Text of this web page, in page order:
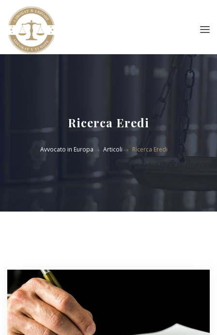
Ricerca Eredi
Avvocato in Europa Articoli Ricerca Eredi